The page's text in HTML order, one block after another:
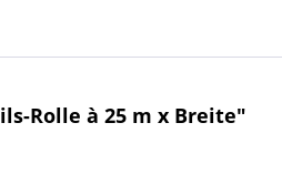
Rolle à 25 m x Breite"